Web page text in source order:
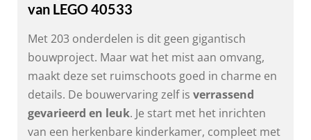
van LEGO 40533
Met 203 onderdelen is dit geen gigantisch
bouwproject. Maar wat het mist aan omvang,
maakt deze set ruimschoots goed in charme en
details. De bouwervaring zelf is verrassend
gevarieerd en leuk. Je start met het inrichten
van een herkenbare kinderkamer, compleet met